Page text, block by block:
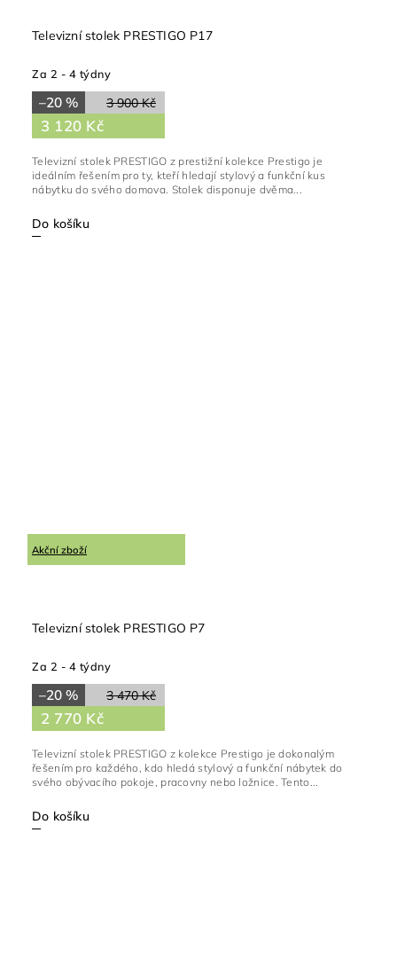
Televizní stolek PRESTIGO P17
Za 2 - 4 týdny
3 900 Kč
–20 %
3 120 Kč
Do košíku
Televizní stolek PRESTIGO z prestižní kolekce Prestigo je
ideálním řešením pro ty, kteří hledají stylový a funkční kus
nábytku do svého domova. Stolek disponuje dvěma...
Akční zboží
Televizní stolek PRESTIGO P7
Za 2 - 4 týdny
3 470 Kč
–20 %
2 770 Kč
Do košíku
Televizní stolek PRESTIGO z kolekce Prestigo je dokonalým
řešením pro každého, kdo hledá stylový a funkční nábytek do
svého obývacího pokoje, pracovny nebo ložnice. Tento...